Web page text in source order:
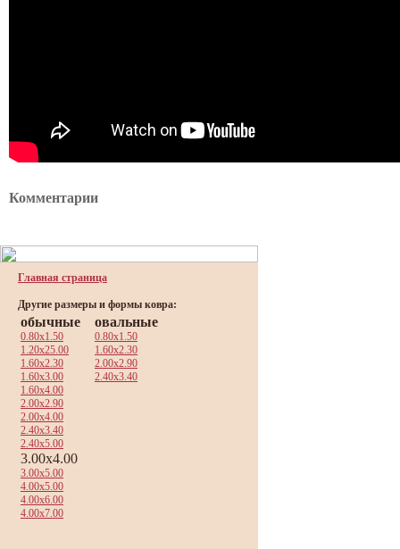
Комментарии
Главная страница
Другие размеры и формы ковра:
обычные
0.80x1.50
1.20x25.00
1.60x2.30
1.60x3.00
1.60x4.00
2.00x2.90
2.00x4.00
2.40x3.40
2.40x5.00
3.00x4.00
3.00x5.00
4.00x5.00
4.00x6.00
4.00x7.00
овальные
0.80x1.50
1.60x2.30
2.00x2.90
2.40x3.40